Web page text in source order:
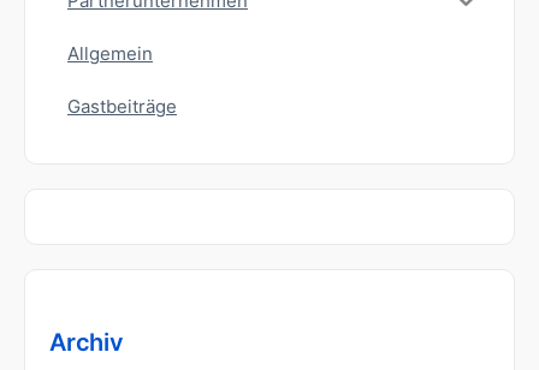
Allgemein
Gastbeiträge
Archiv